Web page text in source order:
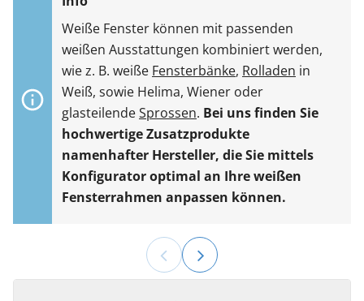
Weiße Fenster können mit passenden
weißen Ausstattungen kombiniert werden,
wie z. B. weiße Fensterbänke, Rolladen in
Weiß, sowie Helima, Wiener oder
glasteilendeSprossen. Bei uns finden Sie
hochwertige Zusatzprodukte
namenhafter Hersteller, die Sie mittels
Konfigurator optimal an Ihre weißen
Fensterrahmen anpassen können.